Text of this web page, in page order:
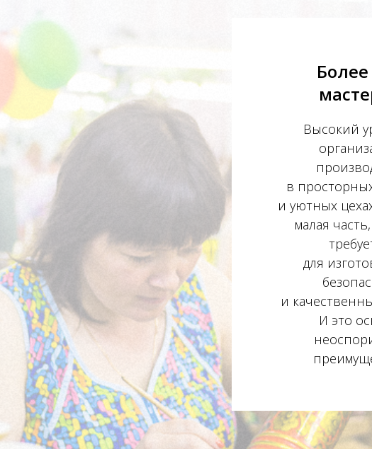
Высокий
в
и уютных
малая
для
и
И это